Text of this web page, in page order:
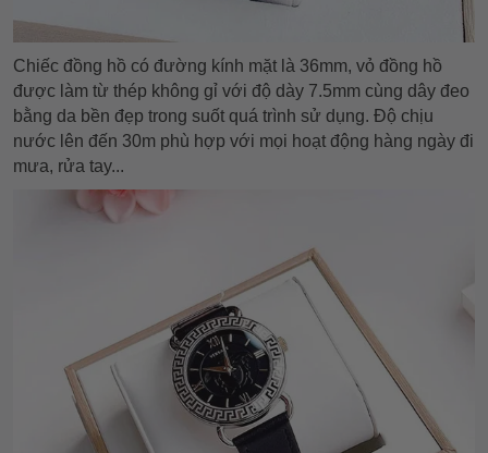
Chiếc đồng hồ có đường kính mặt là 36mm, vỏ đồng hồ
được làm từ thép không gỉ với độ dày 7.5mm cùng dây đeo
bằng da bền đẹp trong suốt quá trình sử dụng. Độ chịu
nước lên đến 30m phù hợp với mọi hoạt động hàng ngày đi
mưa, rửa tay...